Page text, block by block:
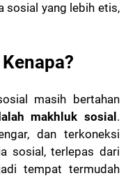
sosial yang lebih etis,
masih bertahan
makhluk sosial.
dan terkoneksi
sosial, terlepas dari
tempat termudah